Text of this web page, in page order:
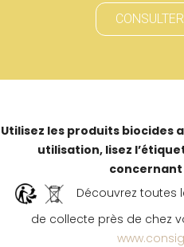
Utilisez les produits biocides
utilisation, lisez
Découvrez toutes
de collecte près de chez